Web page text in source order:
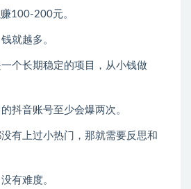
100-200元。
就越多。
个长期稳定的项目，从小钱做
抖音账号至少会爆两次。
有上过小热门，那就需要反思和
有难度。